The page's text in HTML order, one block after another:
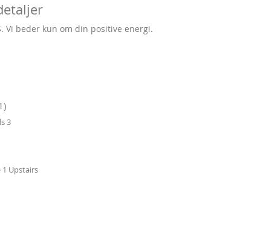
Vi beder kun om din positive energi.
3
Upstairs